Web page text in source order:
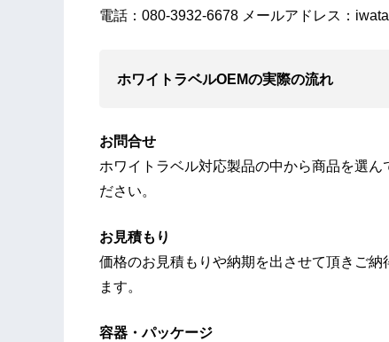
電話：080-3932-6678 メールアドレス：
ホワイトラベル​OEMの実際の流れ
お問合せ
ホワイトラベル対応製品の中から商品を選
ださい。
お見積もり
価格のお見積もりや納期を出させて頂きご
ます。
容器・パッケージ